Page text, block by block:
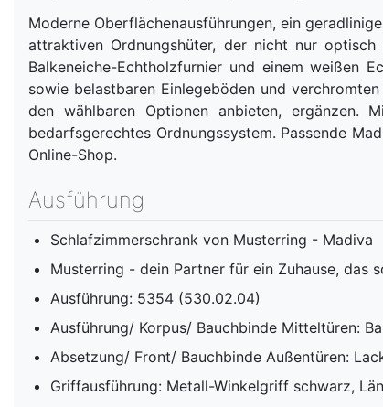
Moderne Oberflächenausführungen, ein
attraktiven Ordnungshüter, der nicht nur
Balkeneiche-Echtholzfurnier und einem weißen
sowie belastbaren Einlegeböden und
den wählbaren Optionen anbieten, ergänzen.
bedarfsgerechtes Ordnungssystem. Passende
Online-Shop.
Ausführung
Schlafzimmerschrank von Musterring - Madiva
Musterring - dein Partner für ein Zuhause, das
Ausführung: 5354 (530.02.04)
Ausführung/ Korpus/ Bauchbinde Mitteltüren:
Absetzung/ Front/ Bauchbinde Außentüren:
Griffausführung: Metall-Winkelgriff schwarz,